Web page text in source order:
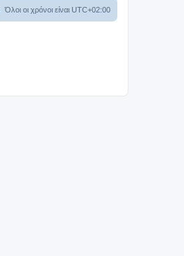
Όλοι οι χρόνοι είναι UTC+02:00